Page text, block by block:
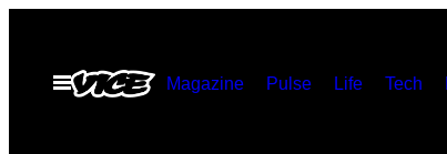
contentOpen
Menu
Magazine Pulse Life Tech